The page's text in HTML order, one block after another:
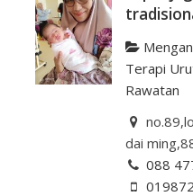
Terapi
Rawatan
dai
088